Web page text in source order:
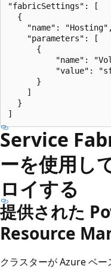
"fabricSettings": [
  {
    "name": "Hosting",
    "parameters": [
      {
"name":
"value":
      }
    ]
  }
Service
ーを使用し
ロイする
提供された
Resource
クラスターが Azure ベ